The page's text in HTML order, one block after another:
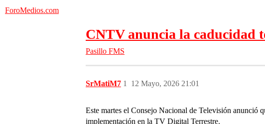
ForoMedios.com
CNTV anuncia la caducidad
Pasillo FMS
SrMatiM7 12 Mayo, 2026 21:01
1
Este martes el Consejo Nacional de Televisión anunció
implementación en la TV Digital Terrestre.